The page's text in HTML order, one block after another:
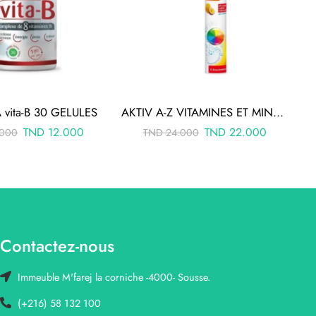
vita-B 30 GELULES
TND 12.000
AKTIV A-Z VITAMINES ET MINERAUX 15 Comprimes Effervescents
TND24.000 TND 22.000
Contactez-nous
Immeuble M'farej la corniche -4000- Sousse.
(+216) 58 132 100